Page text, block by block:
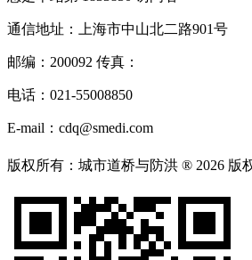
通信地址：上海市中山北二路901号
邮编：200092 传真：
电话：021-55008850
E-mail：cdq@smedi.com
版权所有：城市道桥与防洪 ® 2026 版